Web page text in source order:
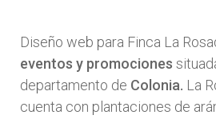
Diseño web para Finca La
eventos y promociones
departamento de Colonia. La
cuenta con plantaciones de